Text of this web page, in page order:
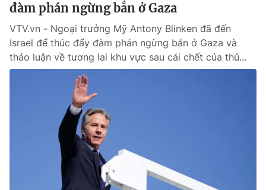
Liên hệ tòa soạn
Theo dõi báo trên
Cơ quan chủ quản:
Đài Truyền hình Việt Nam
Cơ quan báo chí:
Thời báo VTV
Giấy phép hoạt động báo in và báo điện tử số 483/GP-BTTTT
đàm phán ngừng bắn ở Gaza
VTV.vn - Ngoại trưởng Mỹ Antony Blinken đã đến
Israel để thúc đẩy đàm phán ngừng bắn ở Gaza và
thảo luận về tương lai khu vực sau cái chết của thủ...